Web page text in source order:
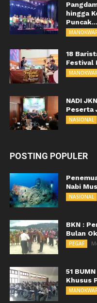
hingga
Puncak...
18
Festival
NADI
Peserta
NASIONAL
POSTING POPULER
Nabi
NASIONAL
BKN :
Bulan
PEGAF
51
Khusus